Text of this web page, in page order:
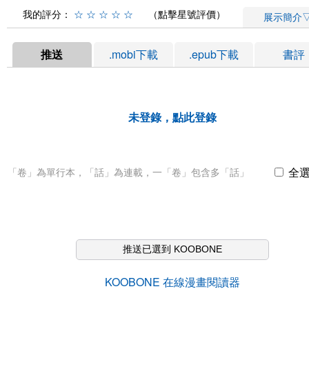
我的評分： ☆ ☆ ☆ ☆ ☆ （點擊星號評價） 展示簡介
推送 .mobi下載 .epub下載 書評
未登錄，點此登錄
「卷」為單行本，「話」為連載，一「卷」包含多「話」 全
推送已選到 KOOBONE
KOOBONE 在線漫畫閱讀器